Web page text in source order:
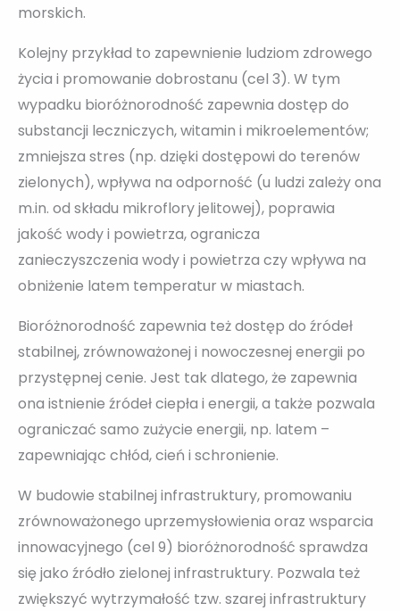
morskich.
Kolejny przykład to zapewnienie ludziom zdrowego
życia i promowanie dobrostanu (cel 3). W tym
wypadku bioróżnorodność zapewnia dostęp do
substancji leczniczych, witamin i mikroelementów;
zmniejsza stres (np. dzięki dostępowi do terenów
zielonych), wpływa na odporność (u ludzi zależy ona
m.in. od składu mikroflory jelitowej), poprawia
jakość wody i powietrza, ogranicza
zanieczyszczenia wody i powietrza czy wpływa na
obniżenie latem temperatur w miastach.
Bioróżnorodność zapewnia też dostęp do źródeł
stabilnej, zrównoważonej i nowoczesnej energii po
przystępnej cenie. Jest tak dlatego, że zapewnia
ona istnienie źródeł ciepła i energii, a także pozwala
ograniczać samo zużycie energii, np. latem –
zapewniając chłód, cień i schronienie.
W budowie stabilnej infrastruktury, promowaniu
zrównoważonego uprzemysłowienia oraz wsparcia
innowacyjnego (cel 9) bioróżnorodność sprawdza
się jako źródło zielonej infrastruktury. Pozwala też
zwiększyć wytrzymałość tzw. szarej infrastruktury